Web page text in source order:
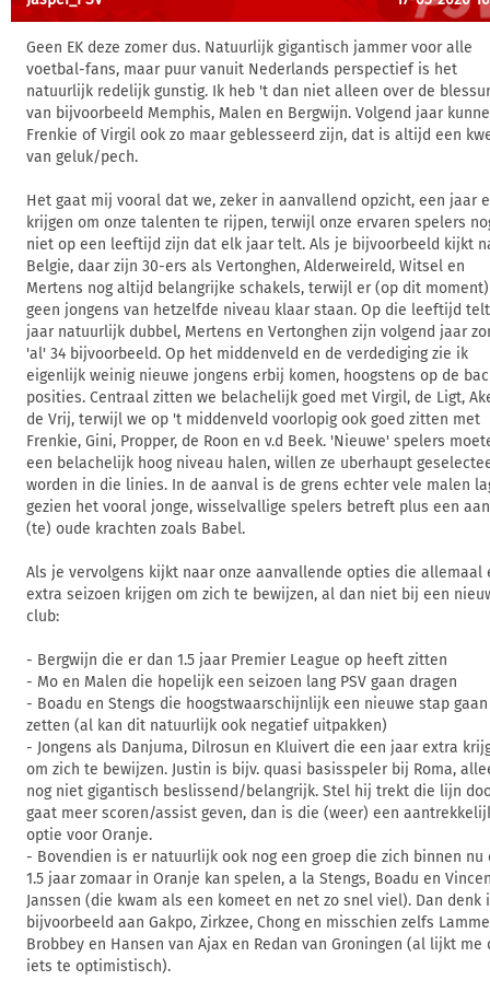
Geen EK deze zomer dus. Natuurlijk gigantisch jammer voor alle
voetbal-fans, maar puur vanuit Nederlands perspectief is het
natuurlijk redelijk gunstig. Ik heb 't dan niet alleen over de
van bijvoorbeeld Memphis, Malen en Bergwijn. Volgend jaar
Frenkie of Virgil ook zo maar geblesseerd zijn, dat is altijd een
van geluk/pech.
Het gaat mij vooral dat we, zeker in aanvallend opzicht, een jaar
krijgen om onze talenten te rijpen, terwijl onze ervaren spelers
niet op een leeftijd zijn dat elk jaar telt. Als je bijvoorbeeld kijkt
Belgie, daar zijn 30-ers als Vertonghen, Alderweireld, Witsel en
Mertens nog altijd belangrijke schakels, terwijl er (op dit
geen jongens van hetzelfde niveau klaar staan. Op die leeftijd
jaar natuurlijk dubbel, Mertens en Vertonghen zijn volgend jaar
'al' 34 bijvoorbeeld. Op het middenveld en de verdediging zie ik
eigenlijk weinig nieuwe jongens erbij komen, hoogstens op de
posities. Centraal zitten we belachelijk goed met Virgil, de Ligt,
de Vrij, terwijl we op 't middenveld voorlopig ook goed zitten met
Frenkie, Gini, Propper, de Roon en v.d Beek. 'Nieuwe' spelers
een belachelijk hoog niveau halen, willen ze uberhaupt
worden in die linies. In de aanval is de grens echter vele malen
gezien het vooral jonge, wisselvallige spelers betreft plus een
(te) oude krachten zoals Babel.
Als je vervolgens kijkt naar onze aanvallende opties die allemaal
extra seizoen krijgen om zich te bewijzen, al dan niet bij een
club:
- Bergwijn die er dan 1.5 jaar Premier League op heeft zitten
- Mo en Malen die hopelijk een seizoen lang PSV gaan dragen
- Boadu en Stengs die hoogstwaarschijnlijk een nieuwe stap gaan
zetten (al kan dit natuurlijk ook negatief uitpakken)
- Jongens als Danjuma, Dilrosun en Kluivert die een jaar extra
om zich te bewijzen. Justin is bijv. quasi basisspeler bij Roma,
nog niet gigantisch beslissend/belangrijk. Stel hij trekt die lijn
gaat meer scoren/assist geven, dan is die (weer) een
optie voor Oranje.
- Bovendien is er natuurlijk ook nog een groep die zich binnen nu
1.5 jaar zomaar in Oranje kan spelen, a la Stengs, Boadu en
Janssen (die kwam als een komeet en net zo snel viel). Dan denk
bijvoorbeeld aan Gakpo, Zirkzee, Chong en misschien zelfs
Brobbey en Hansen van Ajax en Redan van Groningen (al lijkt me
iets te optimistisch).